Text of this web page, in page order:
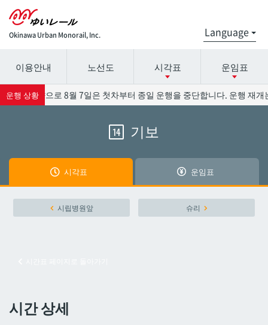
Okinawa Urban Monorail, Inc.
시간표 세부 정보의 방송국 이름을 선택하십시오.
나하공항
요금표에 대한 자세한 내용은 역 이름을 선택하십시오.
나하공항
이용안내 노선도 시각표 운임표
운행 상황
호의 영향으로 8월 7일은 첫차부터 종일 운행을 중단합니다. 운행 재개
14 기보
시각표 운임표
시립병원앞 슈리
시간 상세